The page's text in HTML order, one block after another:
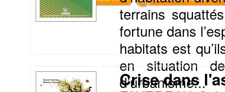
terrains
fortune dans
habitats est
en situation
d’urbanisme...
Crise dans